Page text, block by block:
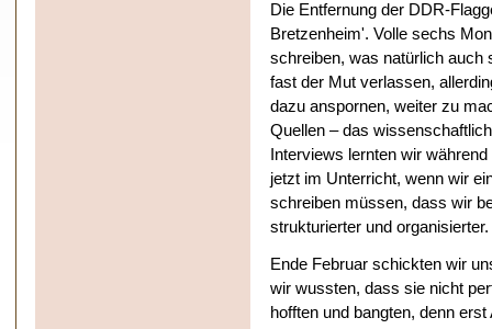
Die Entfernung der DDR-
Bretzenheim'. Volle sechs
schreiben, was natürlich auch
fast der Mut verlassen,
dazu anspornen, weiter zu
Quellen – das
Interviews lernten wir
jetzt im Unterricht, wenn wir
schreiben müssen, dass wir
strukturierter und organisierter.
Ende Februar schickten wir
wir wussten, dass sie nicht
hofften und bangten, denn